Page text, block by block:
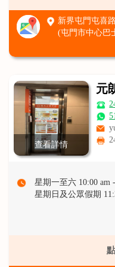
新界屯門屯喜
(屯門市中心巴
查看詳情
元
星期一至六 10:00 am
星期日及公眾假期